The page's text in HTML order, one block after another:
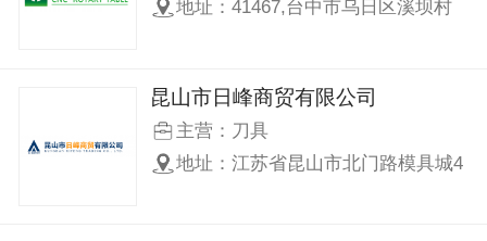
地址：41467,台中市乌日区溪坝村
昆山市日峰商贸有限公司
主营：刀具
地址：江苏省昆山市北门路模具城4